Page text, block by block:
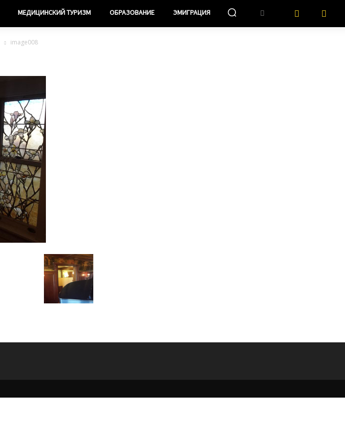
МЕДИЦИНСКИЙ ТУРИЗМ ОБРАЗОВАНИЕ ЭМИГРАЦИЯ
image008